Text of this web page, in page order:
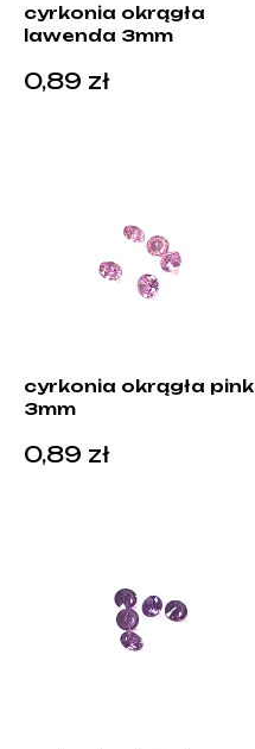
cyrkonia okrągła
lawenda 3mm
0,89 zł
cyrkonia okrągła pink
3mm
0,89 zł